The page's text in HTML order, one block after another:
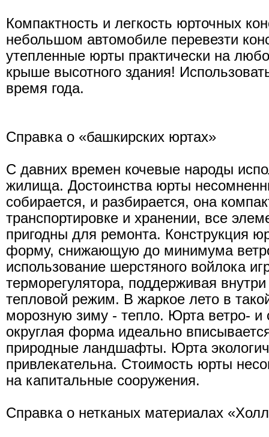
Компактность и легкость юрточных
небольшом автомобиле перевезти
утепленные юрты практически на
крыше высотного здания!
время года.
Справка о «башкирских юртах»
С давних времен кочевые народы
жилища. Достоинства юрты
собирается, и разбирается, она
транспортировке и хранении, все
пригодны для ремонта. Конструкция
форму, снижающую до минимума
использование шерстяного войлока
терморегулятора, поддерживая
тепловой режим. В жаркое лето в
морозную зиму - тепло. Юрта ветро- и
округлая форма идеально
природные ландшафты. Юрта
привлекательна. Стоимость юрты
на капитальные сооружения.
Справка о нетканых материалах